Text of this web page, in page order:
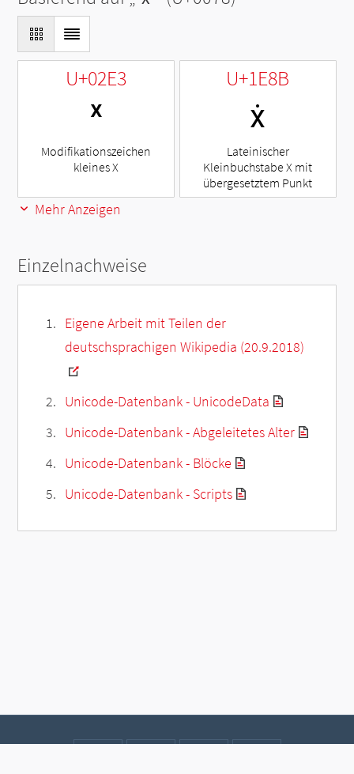
U+02E3
ˣ
Modifikationszeichen
kleines X
U+1E8B
ẋ
Lateinischer
Kleinbuchstabe X mit
übergesetztem Punkt
Mehr Anzeigen
Einzelnachweise
Eigene Arbeit mit Teilen der
deutschsprachigen Wikipedia (20.9.2018)
Unicode-Datenbank - UnicodeData
Unicode-Datenbank - Abgeleitetes Alter
Unicode-Datenbank - Blöcke
Unicode-Datenbank - Scripts